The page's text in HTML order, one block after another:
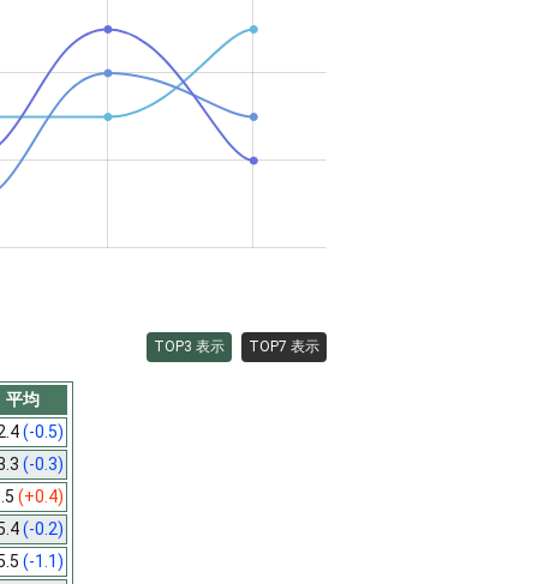
TOP3 表示 TOP7 表示
平均
(-0.5)
(-0.3)
(+0.4)
(-0.2)
(-1.1)